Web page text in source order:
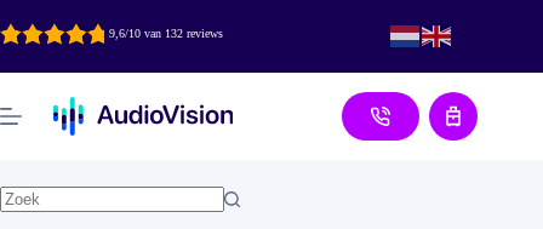
naar
inhoud
9,6/10 van 132 reviews
Aanvraag